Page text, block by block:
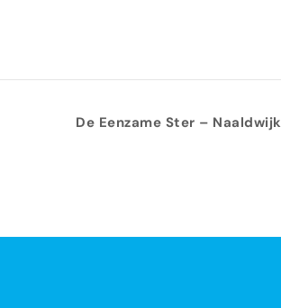
De Eenzame Ster – Naaldwijk